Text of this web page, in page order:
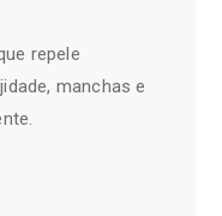
repele
manchas e